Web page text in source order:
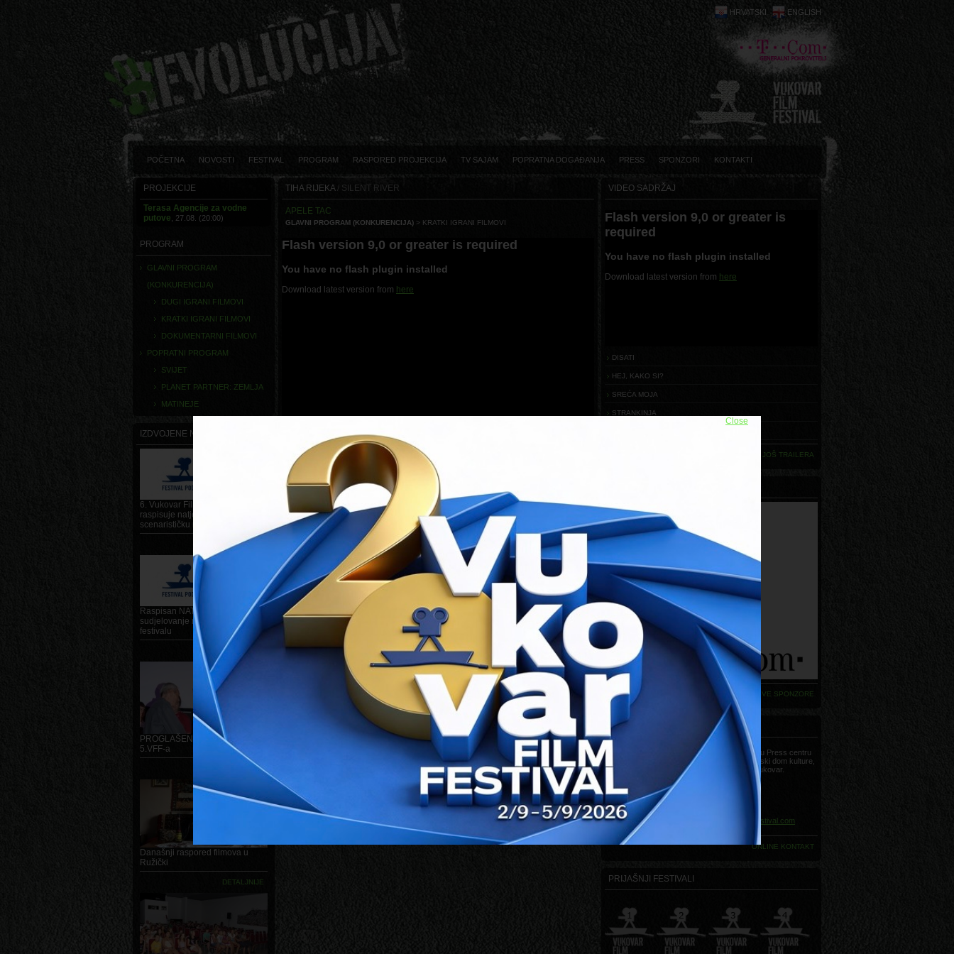
ENGLISH
HRVATSKI
POČETNA NOVOSTI FESTIVAL PROGRAM RASPORED PROJEKCIJA TV SAJAM POPRATNA DOGAĐANJA PRESS SPONZORI KONTAKTI
Close
PROJEKCIJE
Terasa Agencije za vodne
putove , 27.08. (20:00)
PROGRAM
GLAVNI PROGRAM
(KONKURENCIJA)
DUGI IGRANI FILMOVI
KRATKI IGRANI FILMOVI
DOKUMENTARNI FILMOVI
POPRATNI PROGRAM
SVIJET
PLANET PARTNER: ZEMLJA
MATINEJE
IZDVOJENE NOVOSTI
6. Vukovar Film Festival
raspisuje natječaj za Dunavsku
scenarističku radionicu
DETALJNIJE
Raspisan NATJEČAJ za
sudjelovanje na 6. Vukovar film
festivalu
DETALJNIJE
PROGLAŠENJE POBJEDNIKA
5.VFF-a
DETALJNIJE
Današnji raspored filmova u
Ružički
DETALJNIJE
TIHA RIJEKA/ SILENT RIVER
APELE TAC
GLAVNI PROGRAM (KONKURENCIJA) > KRATKI IGRANI FILMOVI
Flash version 9,0 or greater is required
You have no flash plugin installed
Download latest version from here
FILM INFO
Zemlja Njemačka, Rumunjska
Anca M. Lazarescu
Cuzin Toma, Andi Vasluianu, Patricia Moga
SINOPSIS
Rumunjska, 1986. godine. Gregor i Vali žele pobjeći. Iako su jedno drugome
potrebni, svjesni su obostranog nepovjerenja. Tako se jedne noći Gregorove
sumnje obistine. Na kraju, samo nada ostaje.
DIRECTOR
Rođena u Rumunjskoj, Anca M. Lazarescu emigrirala je s obitelji u Njemačku
1990. godine. Godine 2000. počela je studirati na njemačkoj Akademiji za film i
televiziju u Muenchenu. Režirala je nekoliko dokumentaraca i kratkih filmova koji
su privukli svjetsko zanimanje. „Tajna iz Deve“ prodana je u preko 10 zemalja i
dobila je nagradu za Najbolji debitantski njemački film 2007.godine.
NAGRADE
14. BRUSSELS SHORT FILM FESTIVAL - Grand Prix
NEXT FILM FESTIVAL BUCHAREST - Nagrada publike i najbolji Rumunjski film
VIDEO SADRŽAJ
Flash version 9,0 or greater is
required
You have no flash plugin installed
Download latest version from here
DISATI
HEJ, KAKO SI?
SREĆA MOJA
STRANKINJA
UČITAJ JOŠ TRAILERA
VIDI SVE SPONZORE
KONTAKT
Sve informacije možete dobiti u Press centru
Vukovar Film Festivala, Hrvatski dom kulture,
Strossmayerova 20, 32000 Vukovar.
Telefon:
+385 (0)32 445 552
Telefon:
+385 (0)32 445 570
Telefon:
press@vukovarfilmfestival.com
ONLINE KONTAKT
PRIJAŠNJI FESTIVALI